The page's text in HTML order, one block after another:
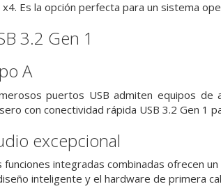
x4. Es la opción perfecta para un sistema
3.2 Gen 1
A
puertos USB admiten equipos de
con conectividad rápida USB 3.2 Gen 1
excepcional
funciones integradas combinadas ofrecen
inteligente y el hardware de primera